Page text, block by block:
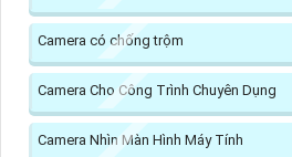
Camera có chống trộm
Camera Cho Công Trình Chuyên Dụng
Camera Nhìn Màn Hình Máy Tính